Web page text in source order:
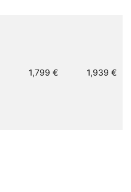
1,799 € 1,939 €